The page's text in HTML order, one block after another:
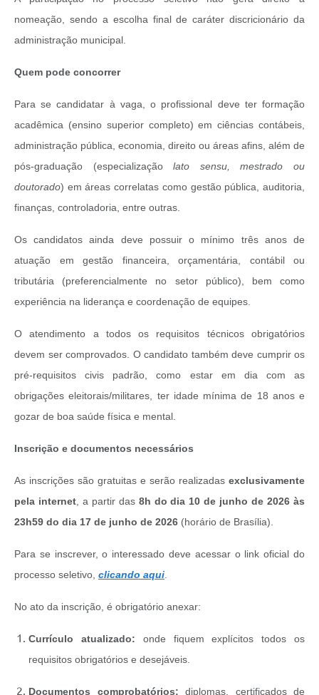
nomeação, sendo a escolha final de caráter discricionário da
administração municipal.
Quem pode concorrer
Para se candidatar à vaga, o profissional deve ter formação
acadêmica (ensino superior completo) em ciências contábeis,
administração pública, economia, direito ou áreas afins, além de
pós-graduação (especializaçãolato sensu, mestrado ou
doutorado) em áreas correlatas como gestão pública, auditoria,
finanças, controladoria, entre outras.
Os candidatos ainda deve possuir o mínimo três anos de
atuação em gestão financeira, orçamentária, contábil ou
tributária (preferencialmente no setor público), bem como
experiência na liderança e coordenação de equipes.
O atendimento a todos os requisitos técnicos obrigatórios
devem ser comprovados. O candidato também deve cumprir os
pré-requisitos civis padrão, como estar em dia com as
obrigações eleitorais/militares, ter idade mínima de 18 anos e
gozar de boa saúde física e mental.
Inscrição e documentos necessários
As inscrições são gratuitas e serão realizadas exclusivamente
pela internet, a partir das 8h do dia 10 de junho de 2026às
23h59 do dia 17 de junho de 2026 (horário de Brasília).
Para se inscrever, o interessado deve acessar o link oficial do
processo seletivo, clicando aqui
No ato da inscrição, é obrigatório anexar:
Currículo atualizado: onde fiquem explícitos todos os
requisitos obrigatórios e desejáveis.
Documentos comprobatórios: diplomas, certificados de